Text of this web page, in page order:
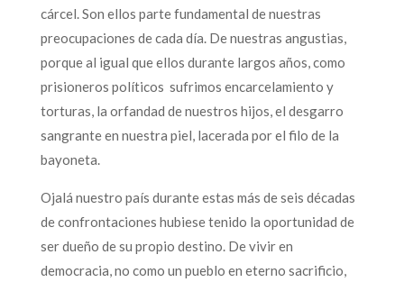
cárcel. Son ellos parte fundamental de nuestras
preocupaciones de cada día. De nuestras angustias,
porque al igual que ellos durante largos años, como
prisioneros políticos sufrimos encarcelamiento y
torturas, la orfandad de nuestros hijos, el desgarro
sangrante en nuestra piel, lacerada por el filo de la
bayoneta.
Ojalá nuestro país durante estas más de seis décadas
de confrontaciones hubiese tenido la oportunidad de
ser dueño de su propio destino. De vivir en
democracia, no como un pueblo en eterno sacrificio,